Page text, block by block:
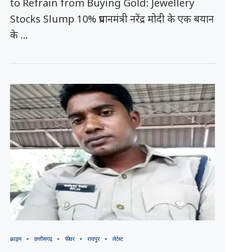
to Refrain from Buying Gold: Jewellery
Stocks Slump 10% प्रधानमंत्री नरेंद्र मोदी के एक बयान
के …
क्राइम छत्तीसगढ़ फीचर रायपुर लेटेस्ट